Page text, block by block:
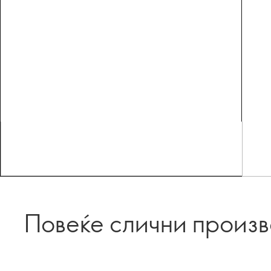
Повеќе слични